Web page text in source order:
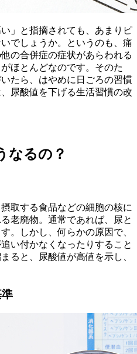
」と指摘されても、あまりピ
でしょうか。というのも、痛
の合併症の症状があらわれる
ほとんどなのです。そのた
たら、はやめに日ごろの習慣
尿酸値を下げる生活習慣の改
なるの？
取する食品などの細胞の核に
老廃物。通常であれば、尿と
。しかし、何らかの原因で、
い付かなくなったりすること
ると、尿酸値が高値を示し、
準